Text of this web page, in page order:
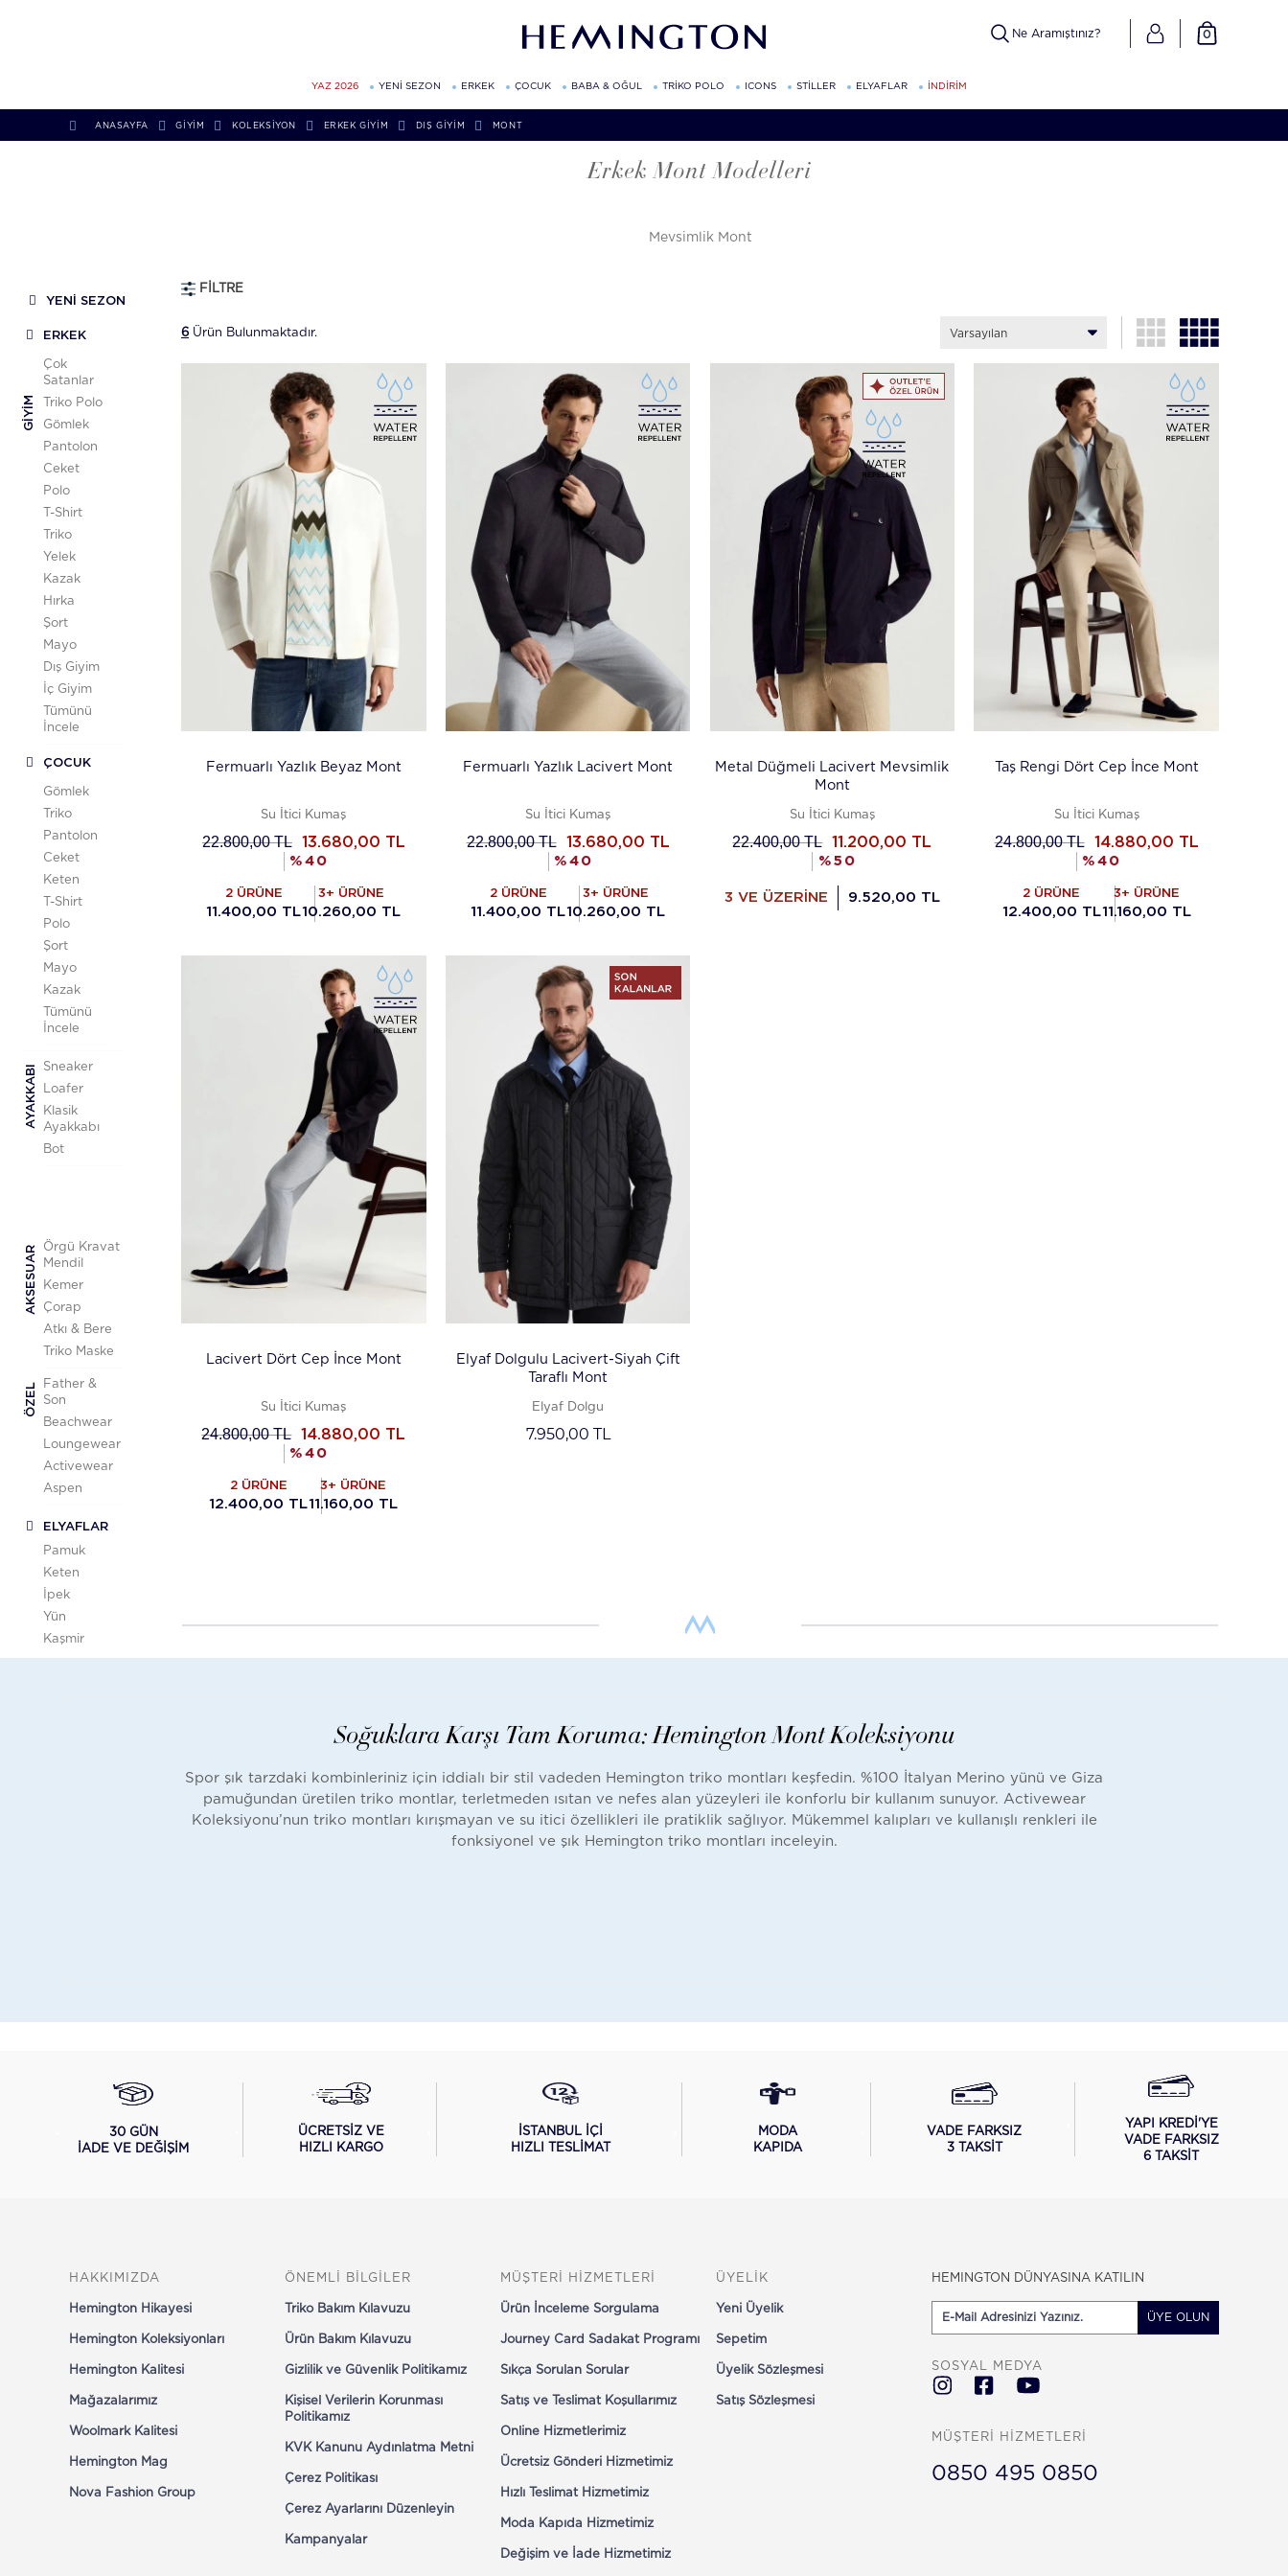
0
YAZ 2026 YENİ SEZON ERKEK ÇOCUK BABA & OĞUL TRİKO POLO ICONS STİLLER ELYAFLAR İNDİRİM
ANASAYFA GİYİM KOLEKSIYON ERKEK GIYIM DIŞ GIYIM MONT
YENİ SEZON
ERKEK
GIYIM
Çok
Satanlar
Triko Polo
Gömlek
Pantolon
Ceket
Polo
T-Shirt
Triko
Yelek
Kazak
Hırka
Şort
Mayo
Dış Giyim
İç Giyim
Tümünü
İncele
ÇOCUK
Gömlek
Triko
Pantolon
Ceket
Keten
T-Shirt
Polo
Şort
Mayo
Kazak
Tümünü
İncele
AYAKKABI
Sneaker
Loafer
Klasik
Ayakkabı
Bot
AKSESUAR
Örgü Kravat
Mendil
Kemer
Çorap
Atkı & Bere
Triko Maske
ÖZEL
Father &
Son
Beachwear
Loungewear
Activewear
Aspen
ELYAFLAR
Pamuk
Keten
İpek
Yün
Kaşmir
Erkek Mont Modelleri
Mevsimlik Mont
FILTRE
6 Ürün Bulunmaktadır. Varsayılan
Fermuarlı Yazlık Beyaz Mont
Su İtici Kumaş
22.800,00TL 13.680,00 TL
% 40
2 ÜRÜNE
11.400,00 TL
3+ ÜRÜNE
10.260,00 TL
Fermuarlı Yazlık Lacivert Mont
Su İtici Kumaş
22.800,00TL 13.680,00 TL
% 40
2 ÜRÜNE
11.400,00 TL
3+ ÜRÜNE
10.260,00 TL
Metal Düğmeli Lacivert Mevsimlik
Mont
Su İtici Kumaş
22.400,00TL 11.200,00 TL
% 50
3 VE ÜZERİNE 9.520,00 TL
Taş Rengi Dört Cep İnce Mont
Su İtici Kumaş
24.800,00TL 14.880,00 TL
%40
2 ÜRÜNE
12.400,00 TL
3+ ÜRÜNE
11.160,00 TL
Lacivert Dört Cep İnce Mont
Su İtici Kumaş
24.800,00TL 14.880,00 TL
% 40
2 ÜRÜNE
12.400,00 TL
3+ ÜRÜNE
11.160,00 TL
Elyaf Dolgulu Lacivert-Siyah Çift
Taraflı Mont
Elyaf Dolgu
7.950,00 TL
Soğuklara Karşı Tam Koruma: Hemington Mont Koleksiyonu
Spor şık tarzdaki kombinleriniz için iddialı bir stil vadeden Hemington triko montları keşfedin. %100 İtalyan Merino yünü ve Giza
pamuğundan üretilen triko montlar, terletmeden ısıtan ve nefes alan yüzeyleri ile konforlu bir kullanım sunuyor. Activewear
Koleksiyonu’nun triko montları kırışmayan ve su itici özellikleri ile pratiklik sağlıyor. Mükemmel kalıpları ve kullanışlı renkleri ile
fonksiyonel ve şık Hemington triko montları inceleyin.
30 GÜN
İADE VE DEĞİŞİM
ÜCRETSİZ VE
HIZLI KARGO
İSTANBUL İÇİ
HIZLI TESLİMAT
MODA
KAPIDA
VADE FARKSIZ
3 TAKSİT
YAPI KREDİ'YE
VADE FARKSIZ
6 TAKSİT
HAKKIMIZDA
Hemington Hikayesi
Hemington Koleksiyonları
Hemington Kalitesi
Mağazalarımız
Woolmark Kalitesi
Hemington Mag
Nova Fashion Group
ÖNEMLİ BİLGİLER
Triko Bakım Kılavuzu
Ürün Bakım Kılavuzu
Gizlilik ve Güvenlik Politikamız
Kişisel Verilerin Korunması
Politikamız
KVK Kanunu Aydınlatma Metni
Çerez Politikası
Çerez Ayarlarını Düzenleyin
Kampanyalar
MÜŞTERİ HİZMETLERİ
Ürün İnceleme Sorgulama
Journey Card Sadakat Programı
Sıkça Sorulan Sorular
Satış ve Teslimat Koşullarımız
Online Hizmetlerimiz
Ücretsiz Gönderi Hizmetimiz
Hızlı Teslimat Hizmetimiz
Moda Kapıda Hizmetimiz
Değişim ve İade Hizmetimiz
ÜYELİK
Yeni Üyelik
Sepetim
Üyelik Sözleşmesi
Satış Sözleşmesi
HEMINGTON DÜNYASINA KATILIN
ÜYE OLUN
SOSYAL MEDYA
MÜŞTERİ HİZMETLERİ
0850 495 0850